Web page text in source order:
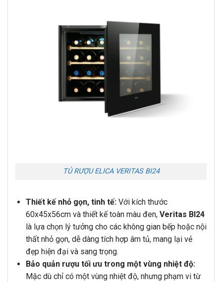
TỦ RƯỢU ELICA VERITAS BI24
Thiết kế nhỏ gọn, tinh tế:Với kích thước
60x45x56cm và thiết kế toàn màu đen, Veritas BI24
là lựa chọn lý tưởng cho các không gian bếp hoặc nội
thất nhỏ gọn, dễ dàng tích hợp âm tủ, mang lại vẻ
đẹp hiện đại và sang trọng.
Bảo quản rượu tối ưu trong một vùng nhiệt độ:
Mặc dù chỉ có một vùng nhiệt độ, nhưng phạm vi từ